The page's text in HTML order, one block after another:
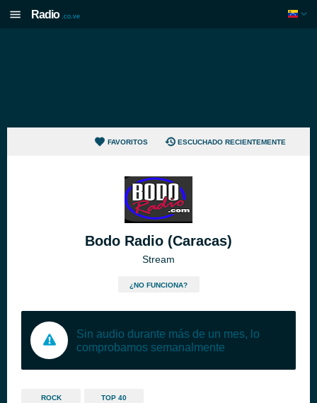
Radio .co.ve
FAVORITOS ESCUCHADO RECIENTEMENTE
Bodo Radio (Caracas)
Stream
¿NO FUNCIONA?
Sin audio durante más de un mes, lo
comprobamos semanalmente
ROCK TOP 40